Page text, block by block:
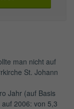
man nicht auf
St. Johann
Jahr (auf Basis
2006: von 5,3